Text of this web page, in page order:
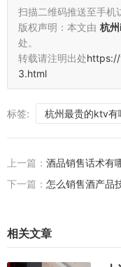
确保了年会的顺利进行。
当天给他一个难忘的惊喜
一家具有主题风格的KTV
天，订房机构还协助他完
一个难忘的夜晚。 四、如
好记录。这样可以帮助您
间等），并保存好相关凭
州KTV订房
扫描二维码推送至手机
版权声明：本文由 杭
处。
转载请注明出处
3.html
标签: 杭州最贵的ktv有
上一篇： 酒品销售话术有哪些（创新酒
下一篇： 怎么销售酒产品技巧呢视频（酒
相关文章